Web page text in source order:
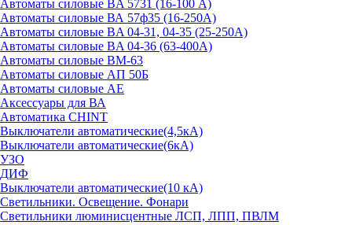
Автоматы силовые BA 5731 (16-100 А)
Автоматы силовые ВА 57ф35 (16-250А)
Автоматы силовые BA 04-31, 04-35 (25-250А)
Автоматы силовые BA 04-36 (63-400А)
Автоматы силовые ВМ-63
Автоматы силовые АП 50Б
Автоматы силовые АЕ
Аксессуары для ВА
Автоматика CHINT
Выключатели автоматические(4,5кА)
Выключатели автоматические(6кА)
УЗО
ДИФ
Выключатели автоматические(10 кА)
Светильники. Освещение. Фонари
Светильники люминисцентные ЛСП, ЛПП, ПВЛМ